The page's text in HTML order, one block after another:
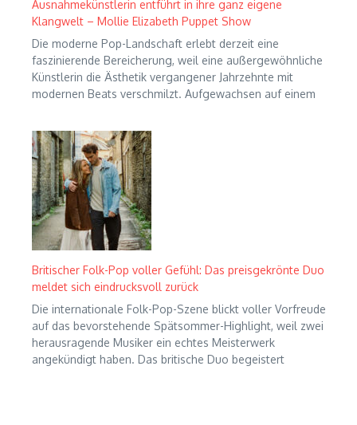
Ausnahmekünstlerin entführt in ihre ganz eigene
Klangwelt – Mollie Elizabeth Puppet Show
Die moderne Pop-Landschaft erlebt derzeit eine
faszinierende Bereicherung, weil eine außergewöhnliche
Künstlerin die Ästhetik vergangener Jahrzehnte mit
modernen Beats verschmilzt. Aufgewachsen auf einem
Britischer Folk-Pop voller Gefühl: Das preisgekrönte Duo
meldet sich eindrucksvoll zurück
Die internationale Folk-Pop-Szene blickt voller Vorfreude
auf das bevorstehende Spätsommer-Highlight, weil zwei
herausragende Musiker ein echtes Meisterwerk
angekündigt haben. Das britische Duo begeistert